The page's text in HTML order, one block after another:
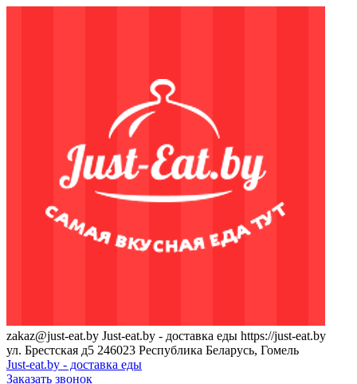
zakaz@just-eat.by Just-eat.by - доставка еды https://just-eat.by
ул. Брестская д5 246023 Республика Беларусь, Гомель
Just-eat.by - доставка еды
Заказать звонок